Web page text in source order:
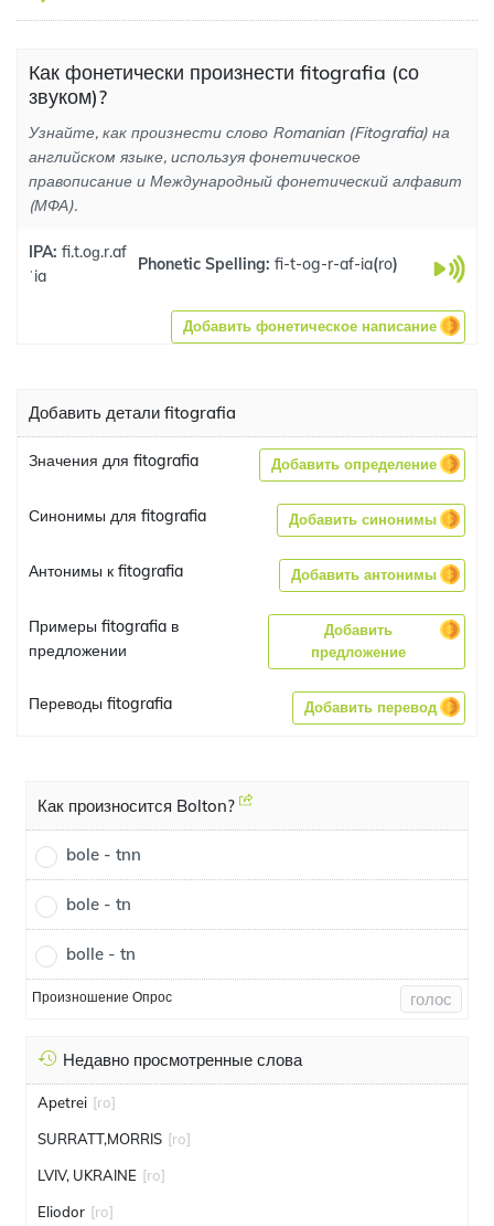
Как фонетически произнести fitografia (со
звуком)?
Узнайте, как произнести слово Romanian (Fitografia) на
английском языке, используя фонетическое
правописание и Международный фонетический алфавит
(МФА).
IPA: fi.t.oɡ.r.af
ˈia
Phonetic Spelling: fi-t-og-r-af-ia(ro)
Добавить фонетическое написание
Добавить детали fitografia
Значения для fitografia Добавить определение
Синонимы для fitografia Добавить синонимы
Антонимы к fitografia Добавить антонимы
Примеры fitografia в
предложении
Добавить
предложение
Переводы fitografia Добавить перевод
Как произносится Bolton?
bole - tnn
bole - tn
bolle - tn
Произношение Опрос голос
Недавно просмотренные слова
Apetrei [ro]
SURRATT,MORRIS [ro]
LVIV, UKRAINE [ro]
Eliodor [ro]